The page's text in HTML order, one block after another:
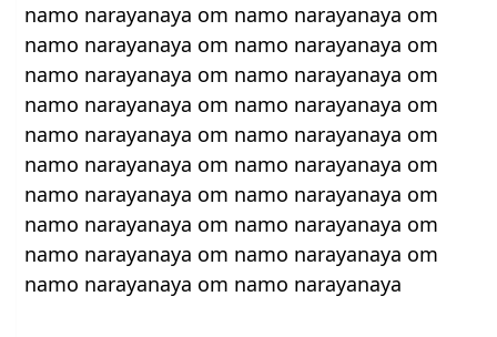
namo narayanaya om namo narayanaya om
namo narayanaya om namo narayanaya om
namo narayanaya om namo narayanaya om
namo narayanaya om namo narayanaya om
namo narayanaya om namo narayanaya om
namo narayanaya om namo narayanaya om
namo narayanaya om namo narayanaya om
namo narayanaya om namo narayanaya om
namo narayanaya om namo narayanaya om
namo narayanaya om namo narayanaya